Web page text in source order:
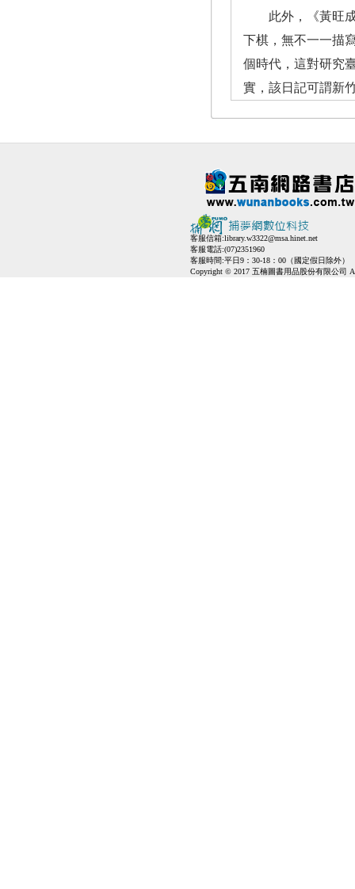
此外，《黃旺成
下棋，無不一一描
個時代，這對研究
實，該日記可謂新
客服信箱:library.w3322@msa.hinet.net
客服電話:(07)2351960
客服時間:平日9：30-18：00（國定假日除外）
Copyright © 2017 五楠圖書用品股份有限公司